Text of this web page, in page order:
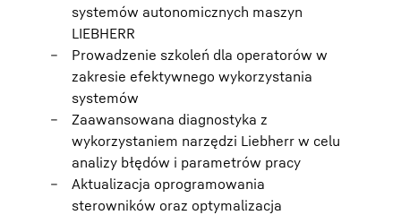
systemów autonomicznych maszyn
LIEBHERR
Prowadzenie szkoleń dla operatorów w
zakresie efektywnego wykorzystania
systemów
Zaawansowana diagnostyka z
wykorzystaniem narzędzi Liebherr w celu
analizy błędów i parametrów pracy
Aktualizacja oprogramowania
sterowników oraz optymalizacja